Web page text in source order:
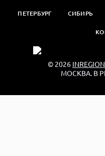
ПЕТЕРБУРГ СИБИРЬ
© 2026
МОСКВА. В